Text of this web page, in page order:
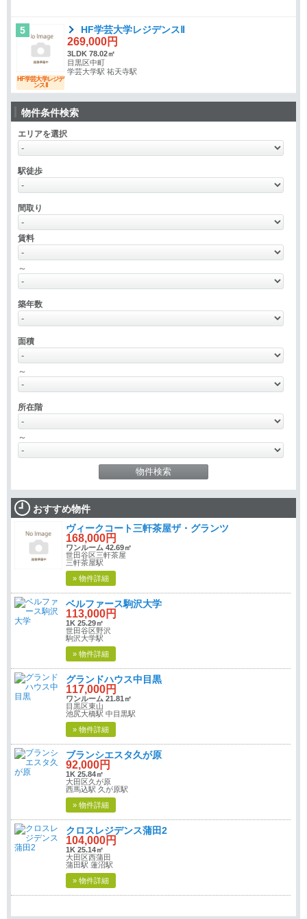
5
HF学芸大学レジデ
ンスⅡ
HF学芸大学レジデンスⅡ
269,000円
3LDK 78.02㎡
目黒区中町
学芸大学駅 祐天寺駅
物件条件検索
エリアを選択
駅徒歩
間取り
賃料
～
築年数
面積
～
所在階
～
おすすめ物件
ヴィークコート三軒茶屋ザ・グランツ
168,000円
ワンルーム 42.69㎡
世田谷区三軒茶屋
三軒茶屋駅
» 物件詳細
ベルファース駒沢大学
113,000円
1K 25.29㎡
世田谷区野沢
駒沢大学駅
» 物件詳細
グランドハウス中目黒
117,000円
ワンルーム 21.81㎡
目黒区東山
池尻大橋駅 中目黒駅
» 物件詳細
ブランシエスタ久が原
92,000円
1K 25.84㎡
大田区久が原
西馬込駅 久が原駅
» 物件詳細
クロスレジデンス蒲田2
104,000円
1K 25.14㎡
大田区西蒲田
蒲田駅 蓮沼駅
» 物件詳細